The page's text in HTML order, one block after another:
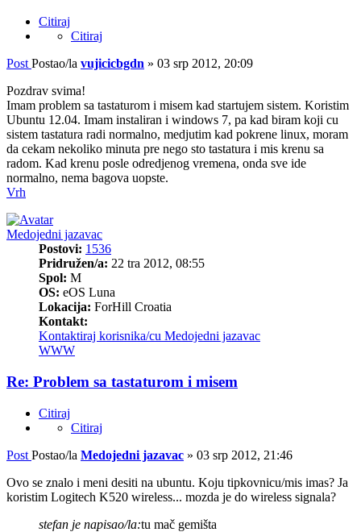
Citiraj
Citiraj
Post Postao/la vujicicbgdn » 03 srp 2012, 20:09
Pozdrav svima!
Imam problem sa tastaturom i misem kad startujem sistem. Koristim
Ubuntu 12.04. Imam instaliran i windows 7, pa kad biram koji cu
sistem tastatura radi normalno, medjutim kad pokrene linux, moram
da cekam nekoliko minuta pre nego sto tastatura i mis krenu sa
radom. Kad krenu posle odredjenog vremena, onda sve ide
normalno, nema bagova uopste.
Vrh
Medojedni jazavac
Postovi: 1536
Pridružen/a: 22 tra 2012, 08:55
Spol: M
OS: eOS Luna
Lokacija: ForHill Croatia
Kontakt:
Kontaktiraj korisnika/cu Medojedni jazavac
WWW
Re: Problem sa tastaturom i misem
Citiraj
Citiraj
Post Postao/la Medojedni jazavac » 03 srp 2012, 21:46
Ovo se znalo i meni desiti na ubuntu. Koju tipkovnicu/mis imas? Ja
koristim Logitech K520 wireless... mozda je do wireless signala?
stefan je napisao/la:tu mač gemišta